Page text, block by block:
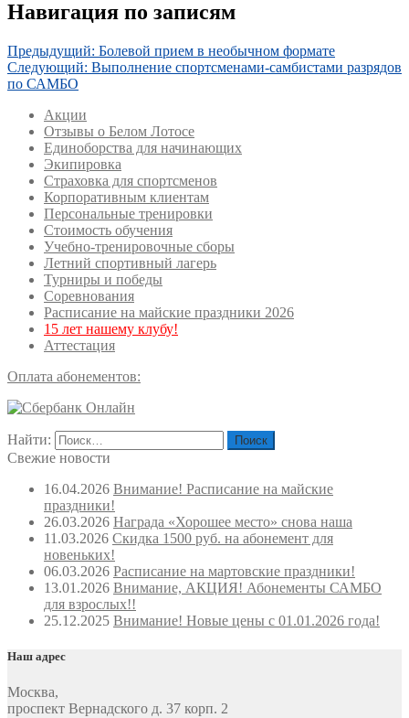
Навигация по записям
Предыдущий: Болевой прием в необычном формате
Следующий: Выполнение спортсменами-самбистами разрядов
по САМБО
Акции
Отзывы о Белом Лотосе
Единоборства для начинающих
Экипировка
Страховка для спортсменов
Корпоративным клиентам
Персональные тренировки
Стоимость обучения
Учебно-тренировочные сборы
Летний спортивный лагерь
Турниры и победы
Соревнования
Расписание на майские праздники 2026
15 лет нашему клубу!
Аттестация
Оплата абонементов:
Найти:
Свежие новости
16.04.2026 Внимание! Расписание на майские
праздники!
26.03.2026 Награда «Хорошее место» снова наша
11.03.2026 Скидка 1500 руб. на абонемент для
новеньких!
06.03.2026 Расписание на мартовские праздники!
13.01.2026 Внимание, АКЦИЯ! Абонементы САМБО
для взрослых!!
25.12.2025 Внимание! Новые цены с 01.01.2026 года!
Наш адрес
Москва,
проспект Вернадского д. 37 корп. 2